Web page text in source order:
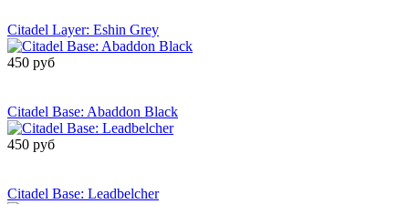
Citadel Layer: Eshin Grey
450 руб
Citadel Base: Abaddon Black
450 руб
Citadel Base: Leadbelcher